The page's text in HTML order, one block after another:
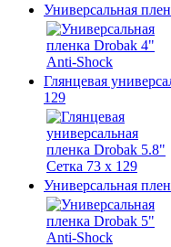
Универсальная
Глянцевая
129
Универсальная